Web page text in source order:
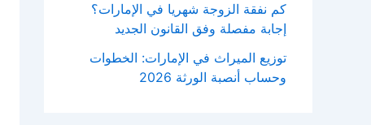
كم نفقة الزوجة شهريا في الإمارات؟
إجابة مفصلة وفق القانون الجديد
توزيع الميراث في الإمارات: الخطوات
وحساب أنصبة الورثة 2026